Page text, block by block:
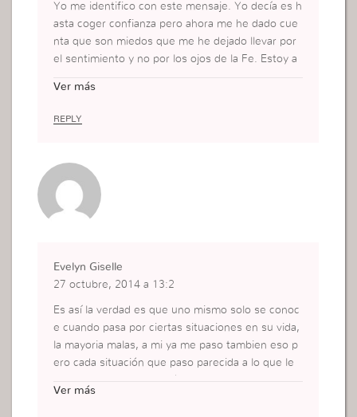
Yo me identifico con este mensaje. Yo decía es h
asta coger confianza pero ahora me he dado cue
nta que son miedos que me he dejado llevar por
el sentimiento y no por los ojos de la Fe. Estoy a
Ver más
REPLY
Evelyn Giselle
27 octubre, 2014 a 13:2
Es así la verdad es que uno mismo solo se conoc
e cuando pasa por ciertas situaciones en su vida,
la mayoria malas, a mi ya me paso tambien eso p
ero cada situación que paso parecida a lo que le
Ver más